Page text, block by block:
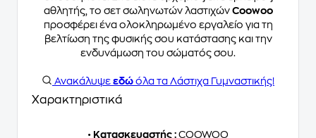
αθλητής, το σετ σωληνωτών λαστιχών Coowoo
προσφέρει ένα ολοκληρωμένο εργαλείο για τη
βελτίωση της φυσικής σου κατάστασης και την
ενδυνάμωση του σώματός σου.
Ανακάλυψε εδώ όλα τα Λάστιχα Γυμναστικής!
Χαρακτηριστικά
• Κατασκευαστής : COOWOO